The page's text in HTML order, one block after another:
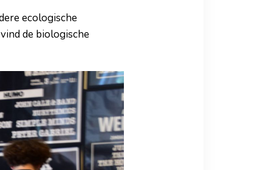
ecologische
de biologische